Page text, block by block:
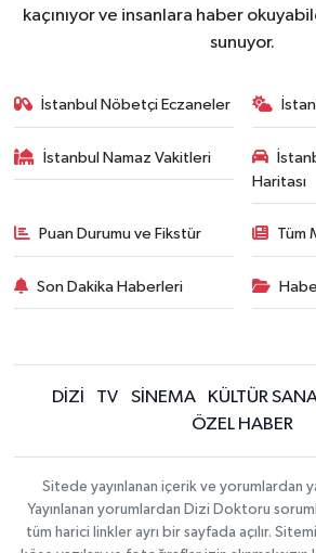
kaçınıyor ve insanlara haber
sunuyor.
İstanbul Nöbetçi Eczaneler
İstanbul Namaz Vakitleri
Haritası
Puan Durumu ve Fikstür Tüm
Son Dakika Haberleri
DİZİ TV SİNEMA KÜLTÜR
ÖZEL HABER
Sitede yayınlanan içerik ve yorumlardan
Yayınlanan yorumlardan Dizi Doktoru
tüm harici linkler ayrı bir sayfada açılır.